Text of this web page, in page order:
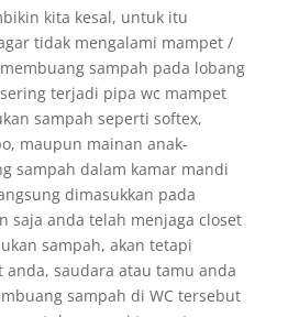
kita kesal, untuk itu
tidak mengalami mampet /
sampah pada lobang
terjadi pipa wc mampet
sampah seperti softex,
maupun mainan anak-
sampah dalam kamar mandi
dimasukkan pada
saja anda telah menjaga closet
sampah, akan tetapi
anda, saudara atau tamu anda
sampah di WC tersebut